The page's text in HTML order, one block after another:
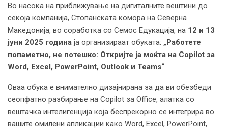
Во насока на приближување на дигиталните вештини до
секоја компанија, Стопанската комора на Северна
Македонија, во соработка со Семос Едукација, на 12 и 13
јуни 2025 година ја организираат обуката: „Работете
попаметно, не потешко: Откријте ја моќта на Copilot за
Word, Excel, PowerPoint, Outlook и Teams“
Оваа обука е внимателно дизајнирана за да ви обезбеди
сеопфатно разбирање на Copilot за Office, алатка со
вештачка интелигенција која беспрекорно се интегрира во
вашите омилени апликации како Word, Excel, PowerPoint,